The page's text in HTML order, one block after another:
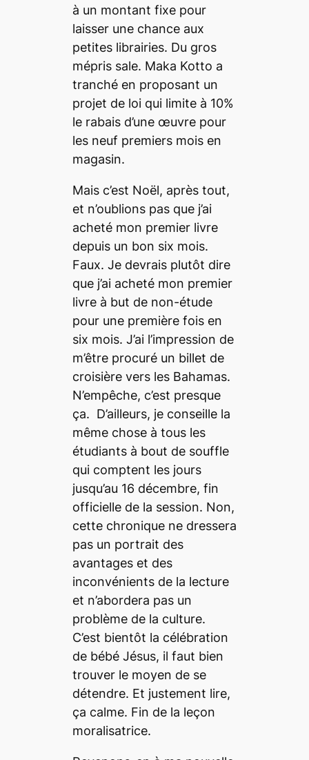
à un montant fixe pour
laisser une chance aux
petites librairies. Du gros
mépris sale. Maka Kotto a
tranché en proposant un
projet de loi qui limite à 10%
le rabais d’une œuvre pour
les neuf premiers mois en
magasin.
Mais c’est Noël, après tout,
et n’oublions pas que j’ai
acheté mon premier livre
depuis un bon six mois.
Faux. Je devrais plutôt dire
que j’ai acheté mon premier
livre à but de non-étude
pour une première fois en
six mois. J’ai l’impression de
m’être procuré un billet de
croisière vers les Bahamas.
N’empêche, c’est presque
ça. D’ailleurs, je conseille la
même chose à tous les
étudiants à bout de souffle
qui comptent les jours
jusqu’au 16 décembre, fin
officielle de la session. Non,
cette chronique ne dressera
pas un portrait des
avantages et des
inconvénients de la lecture
et n’abordera pas un
problème de la culture.
C’est bientôt la célébration
de bébé Jésus, il faut bien
trouver le moyen de se
détendre. Et justement lire,
ça calme. Fin de la leçon
moralisatrice.